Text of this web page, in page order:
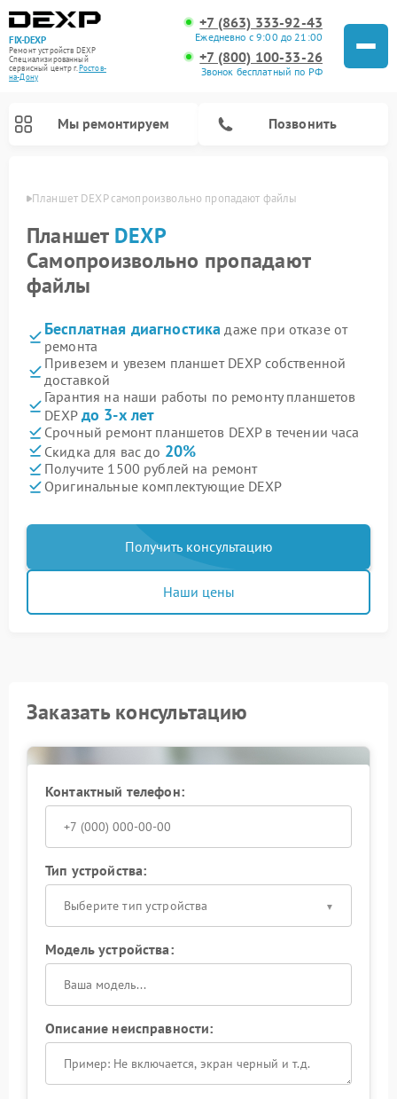
FIX-DEXP
Ремонт устройств DEXP
Специализированный
cервисный центр г.Ростов-
на-Дону
+7 (863) 333-92-43
Ежедневно с 9:00 до 21:00
+7 (800) 100-33-26
Звонок бесплатный по РФ
Мы ремонтируем Позвонить
Планшет DEXP самопроизвольно пропадают файлы
Планшет DEXP
Самопроизвольно пропадают
файлы
Бесплатная диагностика даже при отказе от
ремонта
Привезем и увезем планшет DEXP собственной
доставкой
Гарантия на наши работы по ремонту планшетов
DEXP до 3-х лет
Срочный ремонт планшетов DEXP в течении часа
Скидка для вас до 20%
Получите 1500 рублей на ремонт
Оригинальные комплектующие DEXP
Получить консультацию
Наши цены
Заказать консультацию
Контактный телефон:
Тип устройства:
Выберите тип устройства
Модель устройства:
Описание неисправности: